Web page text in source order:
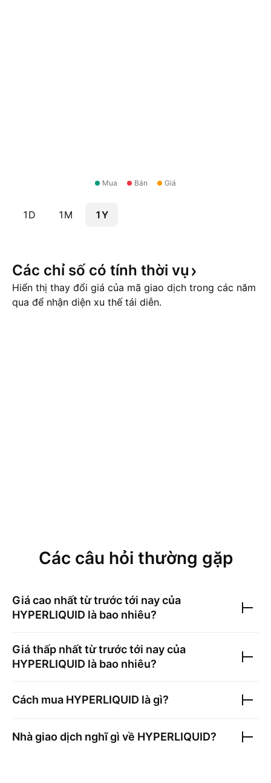
Mua Bán Giá
1D 1M 1Y
Các chỉ số có tính thời vụ
Hiển thị thay đổi giá của mã giao dịch trong các năm
qua để nhận diện xu thế tái diễn.
Các câu hỏi thường gặp
Giá cao nhất từ trước tới nay của
HYPERLIQUID là bao nhiêu?
Giá thấp nhất từ trước tới nay của
HYPERLIQUID là bao nhiêu?
Cách mua HYPERLIQUID là gì?
Nhà giao dịch nghĩ gì về HYPERLIQUID?